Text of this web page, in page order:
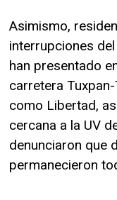
Asimismo,
interrupciones
han presentado
carretera
como Libertad,
cercana a la UV
denunciaron que
permanecieron